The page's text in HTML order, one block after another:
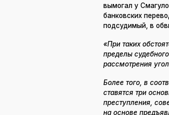
вымогал у
банковских
подсудимый, в
«При таких
пределы
рассмотрения
Более того, в
ставятся три
преступления,
на основе